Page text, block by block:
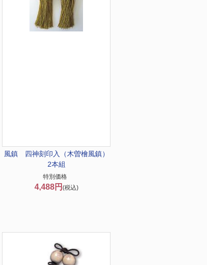
風鎮 四神刻印入（木曽檜風鎮）
2本組
特別価格
4,488円 (税込)